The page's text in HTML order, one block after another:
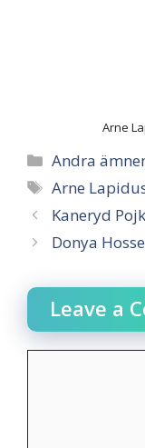
Arne
Categories
Andra
Tags
Arne
Kaneryd
Donya
Leave a